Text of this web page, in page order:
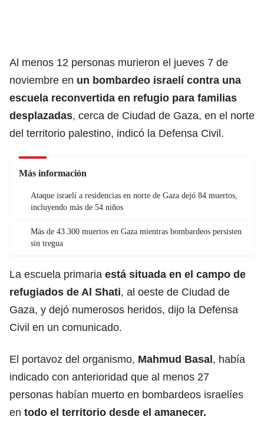
Al menos 12 personas murieron el jueves 7 de
noviembre en un bombardeo israelí contra una
escuela reconvertida en refugio para familias
desplazadas, cerca de Ciudad de Gaza, en el norte
del territorio palestino, indicó la Defensa Civil.
Más información
Ataque israelí a residencias en norte de Gaza dejó 84 muertos,
incluyendo más de 54 niños
Más de 43.300 muertos en Gaza mientras bombardeos persisten
sin tregua
La escuela primaria está situada en el campo de
refugiados de Al Shati, al oeste de Ciudad de
Gaza, y dejó numerosos heridos, dijo la Defensa
Civil en un comunicado.
El portavoz del organismo, Mahmud Basal, había
indicado con anterioridad que al menos 27
personas habían muerto en bombardeos israelíes
en todo el territorio desde el amanecer.